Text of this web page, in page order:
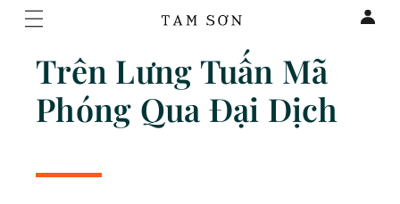
Trên Lưng Tuấn Mã
Phóng Qua Đại Dịch